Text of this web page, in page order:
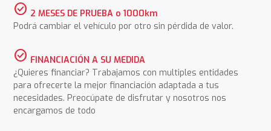
check_circle 2 MESES DE PRUEBA o 1000km
Podrá cambiar el vehículo por otro sin pérdida de valor.
check_circle FINANCIACIÓN A SU MEDIDA
¿Quieres financiar? Trabajamos con multiples entidades
para ofrecerte la mejor financiación adaptada a tus
necesidades. Preocúpate de disfrutar y nosotros nos
encargamos de todo